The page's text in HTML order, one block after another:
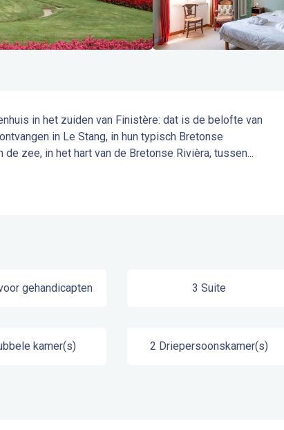
in het zuiden van Finistère: dat is de belofte van
in Le Stang, in hun typisch Bretonse
zee, in het hart van de Bretonse Rivièra, tussen...
gehandicapten 3 Suite
kamer(s) 2 Driepersoonskamer(s)